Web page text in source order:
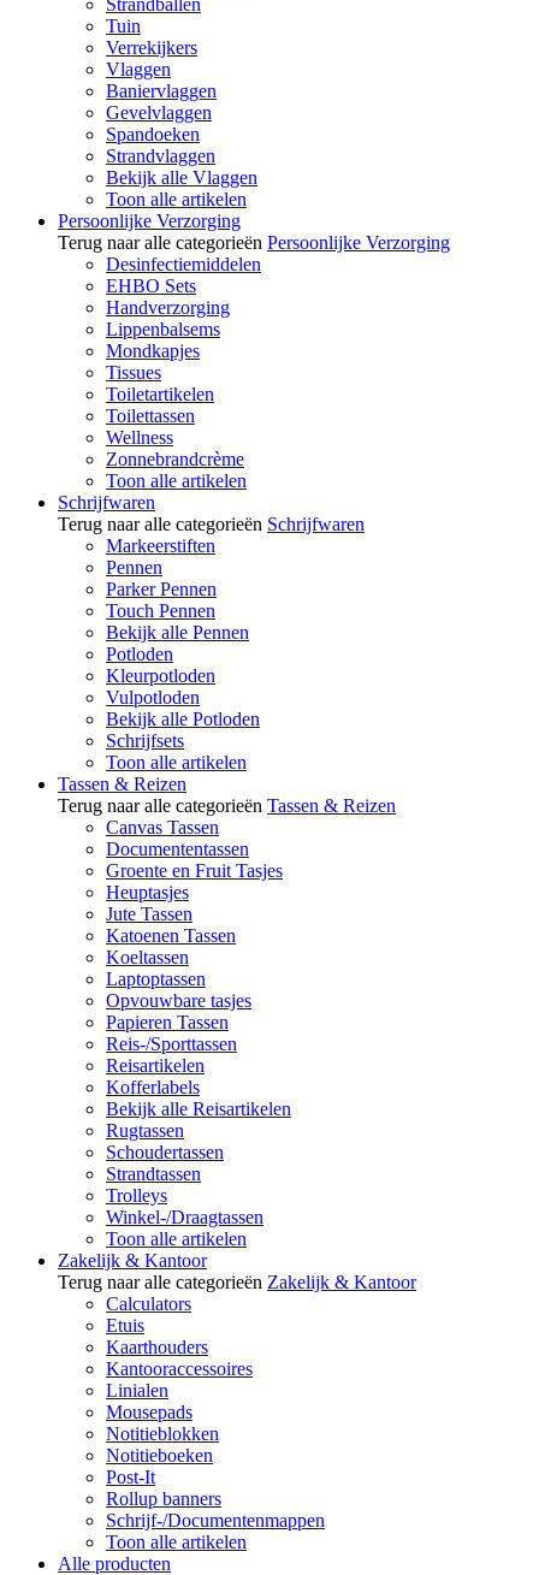
Strandballen
Tuin
Verrekijkers
Vlaggen
Baniervlaggen
Gevelvlaggen
Spandoeken
Strandvlaggen
Bekijk alle Vlaggen
Toon alle artikelen
Persoonlijke Verzorging
Terug naar alle categorieën Persoonlijke Verzorging
Desinfectiemiddelen
EHBO Sets
Handverzorging
Lippenbalsems
Mondkapjes
Tissues
Toiletartikelen
Toilettassen
Wellness
Zonnebrandcrème
Toon alle artikelen
Schrijfwaren
Terug naar alle categorieën Schrijfwaren
Markeerstiften
Pennen
Parker Pennen
Touch Pennen
Bekijk alle Pennen
Potloden
Kleurpotloden
Vulpotloden
Bekijk alle Potloden
Schrijfsets
Toon alle artikelen
Tassen & Reizen
Terug naar alle categorieën Tassen & Reizen
Canvas Tassen
Documententassen
Groente en Fruit Tasjes
Heuptasjes
Jute Tassen
Katoenen Tassen
Koeltassen
Laptoptassen
Opvouwbare tasjes
Papieren Tassen
Reis-/Sporttassen
Reisartikelen
Kofferlabels
Bekijk alle Reisartikelen
Rugtassen
Schoudertassen
Strandtassen
Trolleys
Winkel-/Draagtassen
Toon alle artikelen
Zakelijk & Kantoor
Terug naar alle categorieën Zakelijk & Kantoor
Calculators
Etuis
Kaarthouders
Kantooraccessoires
Linialen
Mousepads
Notitieblokken
Notitieboeken
Post-It
Rollup banners
Schrijf-/Documentenmappen
Toon alle artikelen
Alle producten